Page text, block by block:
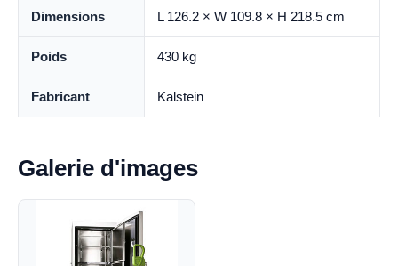
Dimensions L 126.2 × W 109.8 × H 218.5 cm
Poids 430 kg
Fabricant Kalstein
Galerie d'images